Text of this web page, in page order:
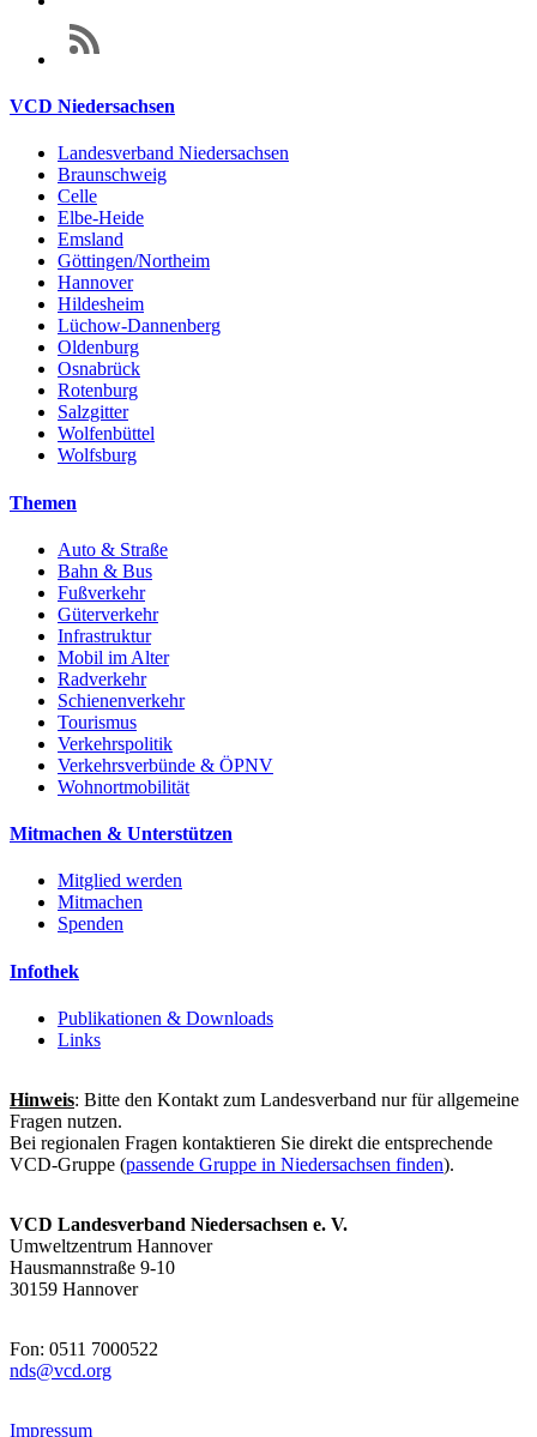
VCD Niedersachsen
Landesverband Niedersachsen
Braunschweig
Celle
Elbe-Heide
Emsland
Göttingen/Northeim
Hannover
Hildesheim
Lüchow-Dannenberg
Oldenburg
Osnabrück
Rotenburg
Salzgitter
Wolfenbüttel
Wolfsburg
Themen
Auto & Straße
Bahn & Bus
Fußverkehr
Güterverkehr
Infrastruktur
Mobil im Alter
Radverkehr
Schienenverkehr
Tourismus
Verkehrspolitik
Verkehrsverbünde & ÖPNV
Wohnortmobilität
Mitmachen & Unterstützen
Mitglied werden
Mitmachen
Spenden
Infothek
Publikationen & Downloads
Links
Hinweis: Bitte den Kontakt zum Landesverband nur für allgemeine
Fragen nutzen.
Bei regionalen Fragen kontaktieren Sie direkt die entsprechende
VCD-Gruppe (passende Gruppe in Niedersachsen finden).
VCD Landesverband Niedersachsen e. V.
Umweltzentrum Hannover
Hausmannstraße 9-10
30159 Hannover
Fon: 0511 7000522
nds@vcd.org
Impressum